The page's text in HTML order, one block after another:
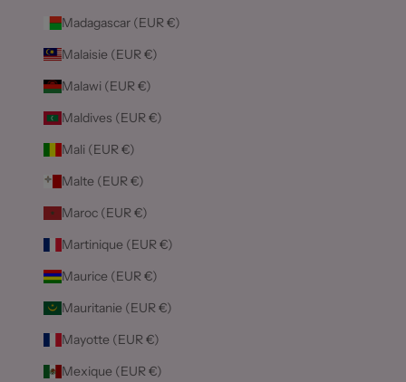
Madagascar (EUR €)
Malaisie (EUR €)
Malawi (EUR €)
Maldives (EUR €)
Mali (EUR €)
Malte (EUR €)
Maroc (EUR €)
Martinique (EUR €)
Maurice (EUR €)
Mauritanie (EUR €)
Mayotte (EUR €)
Mexique (EUR €)